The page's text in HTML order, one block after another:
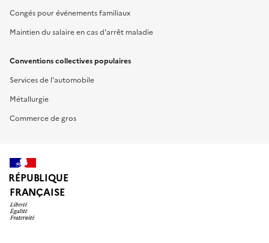
Congés pour événements familiaux
Maintien du salaire en cas d'arrêt maladie
Conventions collectives populaires
Services de l'automobile
Métallurgie
Commerce de gros
RÉPUBLIQUE
FRANÇAISE